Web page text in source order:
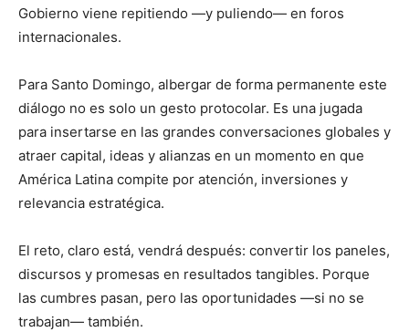
Gobierno viene repitiendo —y puliendo— en foros
internacionales.
Para Santo Domingo, albergar de forma permanente este
diálogo no es solo un gesto protocolar. Es una jugada
para insertarse en las grandes conversaciones globales y
atraer capital, ideas y alianzas en un momento en que
América Latina compite por atención, inversiones y
relevancia estratégica.
El reto, claro está, vendrá después: convertir los paneles,
discursos y promesas en resultados tangibles. Porque
las cumbres pasan, pero las oportunidades —si no se
trabajan— también.